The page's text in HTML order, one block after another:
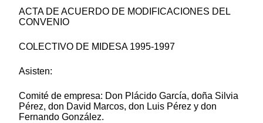
ACTA DE ACUERDO DE MODIFICACIONES DEL
CONVENIO
COLECTIVO DE MIDESA 1995-1997
Asisten:
Comité de empresa: Don Plácido García, doña Silvia
Pérez, don David Marcos, don Luis Pérez y don
Fernando González.